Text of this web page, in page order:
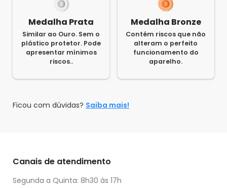
Medalha Prata
Similar ao Ouro. Sem o
plástico protetor. Pode
apresentar mínimos
riscos..
Medalha Bronze
Contém riscos que não
alteram o perfeito
funcionamento do
aparelho.
Ficou com dúvidas? Saiba mais!
Canais de atendimento
Segunda a Quinta: 8h30 às 17h